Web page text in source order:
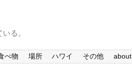
る。
べ物 場所 ハワイ その他 about